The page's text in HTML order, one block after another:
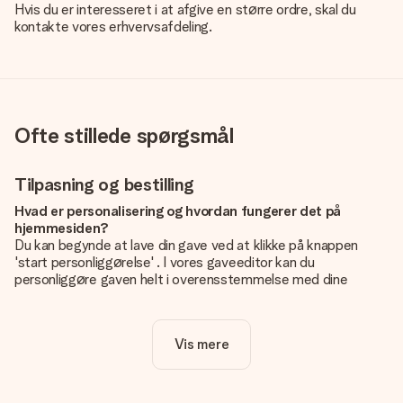
Hvis du er interesseret i at afgive en større ordre, skal du
kontakte vores erhvervsafdeling.
Ofte stillede spørgsmål
Tilpasning og bestilling
Hvad er personalisering og hvordan fungerer det på
hjemmesiden?
Du kan begynde at lave din gave ved at klikke på knappen
'start personliggørelse' . I vores gaveeditor kan du
personliggøre gaven helt i overensstemmelse med dine
Er personalisering inkluderet i prisen?
Prisen der vises på hjemmesiden omfatter personliggørelse
Vis mere